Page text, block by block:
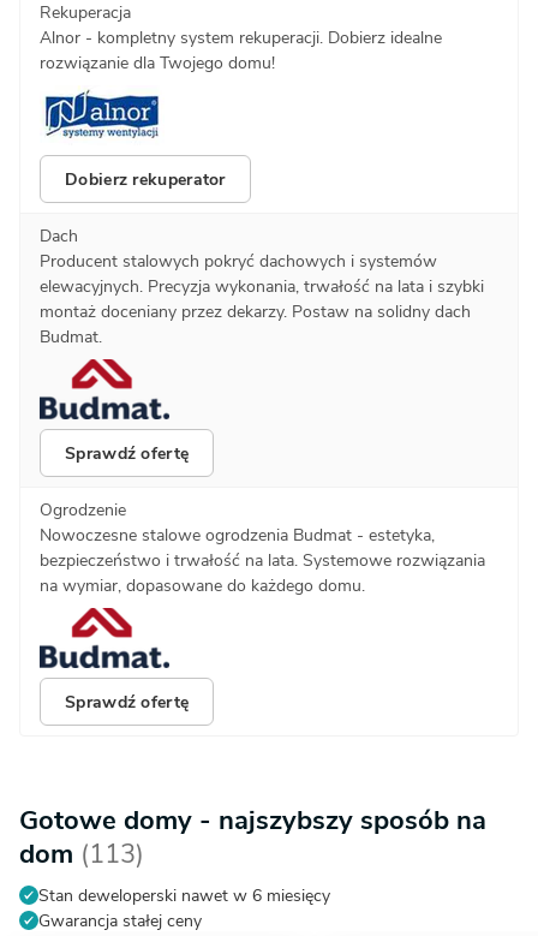
Rekuperacja
Alnor - kompletny system rekuperacji. Dobierz idealne
rozwiązanie dla Twojego domu!
Dobierz rekuperator
Dach
Producent stalowych pokryć dachowych i systemów
elewacyjnych. Precyzja wykonania, trwałość na lata i szybki
montaż doceniany przez dekarzy. Postaw na solidny dach
Budmat.
Sprawdź ofertę
Ogrodzenie
Nowoczesne stalowe ogrodzenia Budmat - estetyka,
bezpieczeństwo i trwałość na lata. Systemowe rozwiązania
na wymiar, dopasowane do każdego domu.
Sprawdź ofertę
Gotowe domy - najszybszy sposób na
dom (113)
Stan deweloperski nawet w 6 miesięcy
Gwarancja stałej ceny